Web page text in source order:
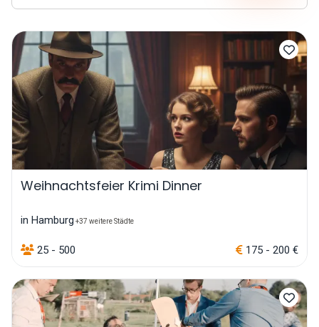
Weihnachtsfeier Krimi Dinner
in Hamburg +37 weitere Städte
25 - 500 175 - 200 €